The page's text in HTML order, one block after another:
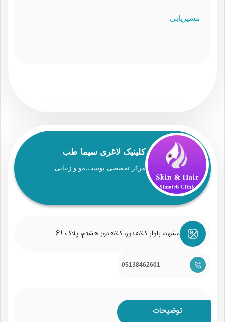
مسیریابی
کلینیک لاغری سیما طب
مرکز تخصصی پوست،مو و زیبایی
مشهد، بلوار کلاهدوز، کلاهدوز هشتم، پلاک 69
05138462601
توضیحات